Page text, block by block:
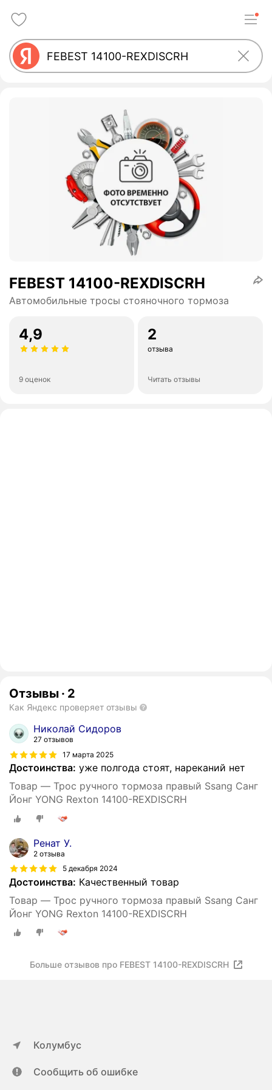
FEBEST 14100-REXDISCRH
Автомобильные тросы стояночного тормоза
4,9
9 оценок
2
отзыва
Читать отзывы
Отзывы · 2
Как Яндекс проверяет отзывы
Николай Сидоров
27 отзывов
17 марта 2025
Достоинства: уже полгода стоят, нареканий нет
Товар — Трос ручного тормоза правый Ssang Санг
Йонг YONG Rexton 14100-REXDISCRH
Ренат У.
2 отзыва
5 декабря 2024
Достоинства: Качественный товар
Товар — Трос ручного тормоза правый Ssang Санг
Йонг YONG Rexton 14100-REXDISCRH
Больше отзывов про FEBEST 14100-REXDISCRH
Колумбус
Сообщить об ошибке